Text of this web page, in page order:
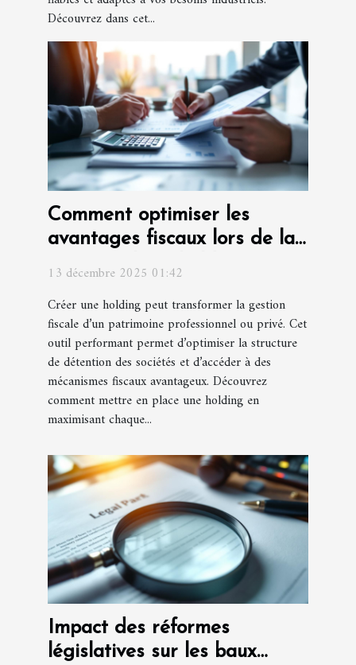
Découvrez dans cet...
Comment optimiser les
avantages fiscaux lors de la
13 décembre 2025 01:42
Créer une holding peut transformer la gestion
fiscale d’un patrimoine professionnel ou privé. Cet
outil performant permet d’optimiser la structure
de détention des sociétés et d’accéder à des
mécanismes fiscaux avantageux. Découvrez
comment mettre en place une holding en
maximisant chaque...
Impact des réformes
législatives sur les baux